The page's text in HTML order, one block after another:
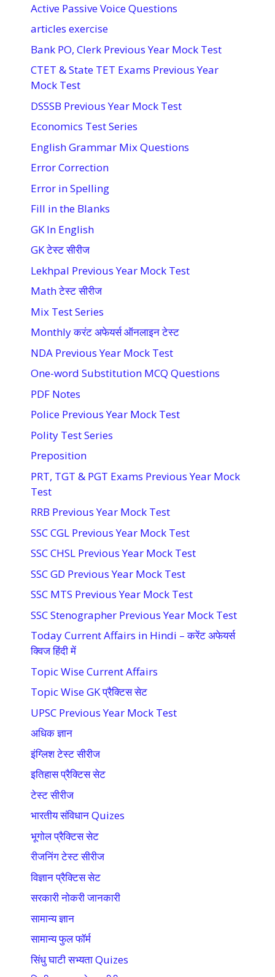
Active Passive Voice Questions
articles exercise
Bank PO, Clerk Previous Year Mock Test
CTET & State TET Exams Previous Year
Mock Test
DSSSB Previous Year Mock Test
Economics Test Series
English Grammar Mix Questions
Error Correction
Error in Spelling
Fill in the Blanks
GK In English
GK टेस्ट सीरीज
Lekhpal Previous Year Mock Test
Math टेस्ट सीरीज
Mix Test Series
Monthly करंट अफेयर्स ऑनलाइन टेस्ट
NDA Previous Year Mock Test
One-word Substitution MCQ Questions
PDF Notes
Police Previous Year Mock Test
Polity Test Series
Preposition
PRT, TGT & PGT Exams Previous Year Mock
Test
RRB Previous Year Mock Test
SSC CGL Previous Year Mock Test
SSC CHSL Previous Year Mock Test
SSC GD Previous Year Mock Test
SSC MTS Previous Year Mock Test
SSC Stenographer Previous Year Mock Test
Today Current Affairs in Hindi – करेंट अफेयर्स
क्विज हिंदी में
Topic Wise Current Affairs
Topic Wise GK प्रैक्टिस सेट
UPSC Previous Year Mock Test
अधिक ज्ञान
इंग्लिश टेस्ट सीरीज
इतिहास प्रैक्टिस सेट
टेस्ट सीरीज
भारतीय संविधान Quizes
भूगोल प्रैक्टिस सेट
रीजनिंग टेस्ट सीरीज
विज्ञान प्रैक्टिस सेट
सरकारी नोकरी जानकारी
सामान्य ज्ञान
सामान्य फुल फॉर्म
सिंधु घाटी सभ्यता Quizes